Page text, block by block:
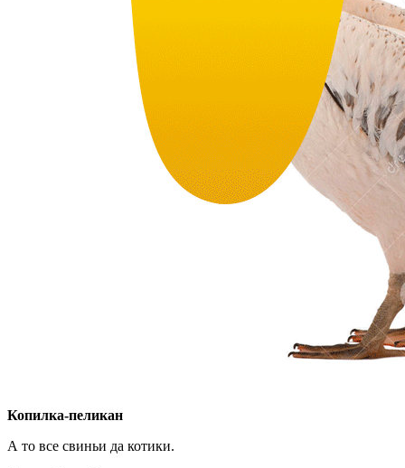
Копилка-пеликан
А то все свиньи да котики.